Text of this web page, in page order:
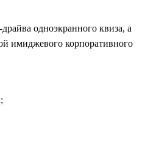
одноэкранного квиза, а
имиджевого корпоративного